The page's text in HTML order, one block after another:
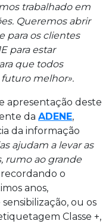
trabalhado em
Queremos abrir
para os clientes
para estar
que todos
melhor».
apresentação deste
da ADENE,
da informação
ajudam a levar as
rumo ao grande
recordando o
anos,
ou os
Classe +,